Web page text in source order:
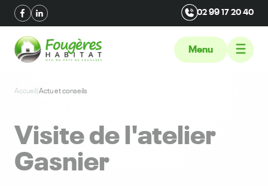
02 99 17 20 40
Menu
Accueil|Actu et conseils
Visite de l'atelier
Gasnier